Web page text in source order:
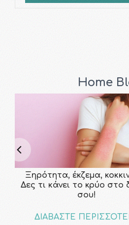
Home
Ξηρότητα, έκζεμα,
Δες τι κάνει το κρύο στο
σου!
ΔΙΑΒΑΣΤΕ